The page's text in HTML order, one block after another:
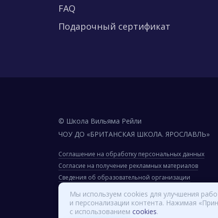
FAQ
Подарочный сертификат
© Школа Вильяма Рейли
ЧОУ ДО «БРИТАНСКАЯ ШКОЛА. ЯРОСЛАВЛЬ»
Соглашение на обработку персональных данных
Согласие на получение рекламных материалов
Сведения об образовательной организации
Регулирующим органам
Вход для сотрудников
Мы используем cookies для улучшения
и персонализации контента. Нажимая
с использованием cookies.